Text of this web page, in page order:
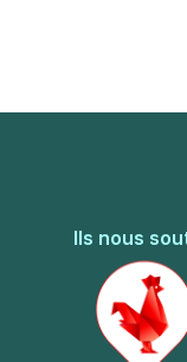
Ils nous